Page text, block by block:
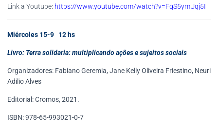
Link a Youtube: https://www.youtube.com/watch?v=FqS5ymUqj5I
Miércoles 15-9 12 hs
Livro: Terra solidaria: multiplicando ações e sujeitos sociais
Organizadores: Fabiano Geremia, Jane Kelly Oliveira Friestino, Neuri
Adilio Alves
Editorial: Cromos, 2021.
ISBN: 978-65-993021-0-7